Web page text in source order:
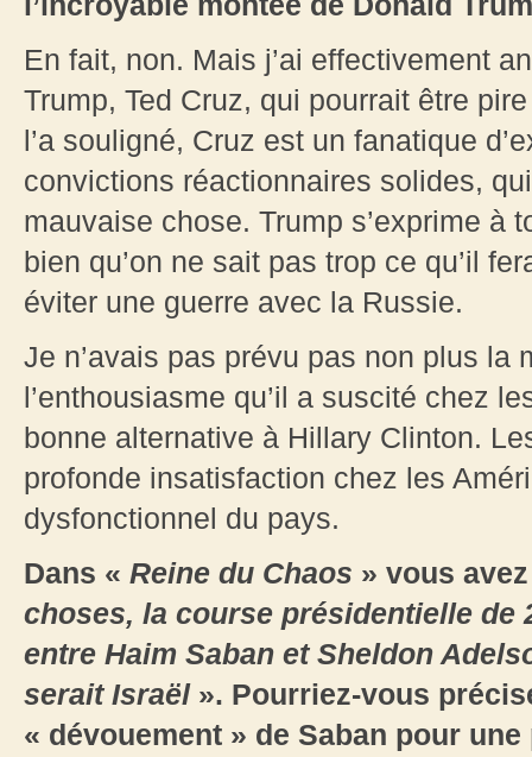
En fait, non. Mais j’ai effectivement
Trump, Ted Cruz, qui pourrait être
l’a souligné, Cruz est un fanatique
convictions réactionnaires solides,
mauvaise chose. Trump s’exprime à
bien qu’on ne sait pas trop ce qu’il
éviter une guerre avec la Russie.
Je n’avais pas prévu pas non plus la
l’enthousiasme qu’il a suscité chez
bonne alternative à Hillary Clinton.
profonde insatisfaction chez les
dysfonctionnel du pays.
Dans « Reine du Chaos » vous
choses, la course présidentielle de
entre Haim Saban et Sheldon
serait Israël». Pourriez-vous
« dévouement » de Saban pour